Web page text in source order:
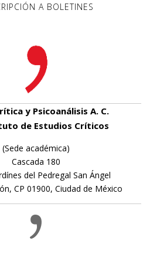
A BOLETINES
y Psicoanálisis A. C.
de Estudios Críticos
(Sede académica)
Cascada 180
del Pedregal San Ángel
CP 01900, Ciudad de México